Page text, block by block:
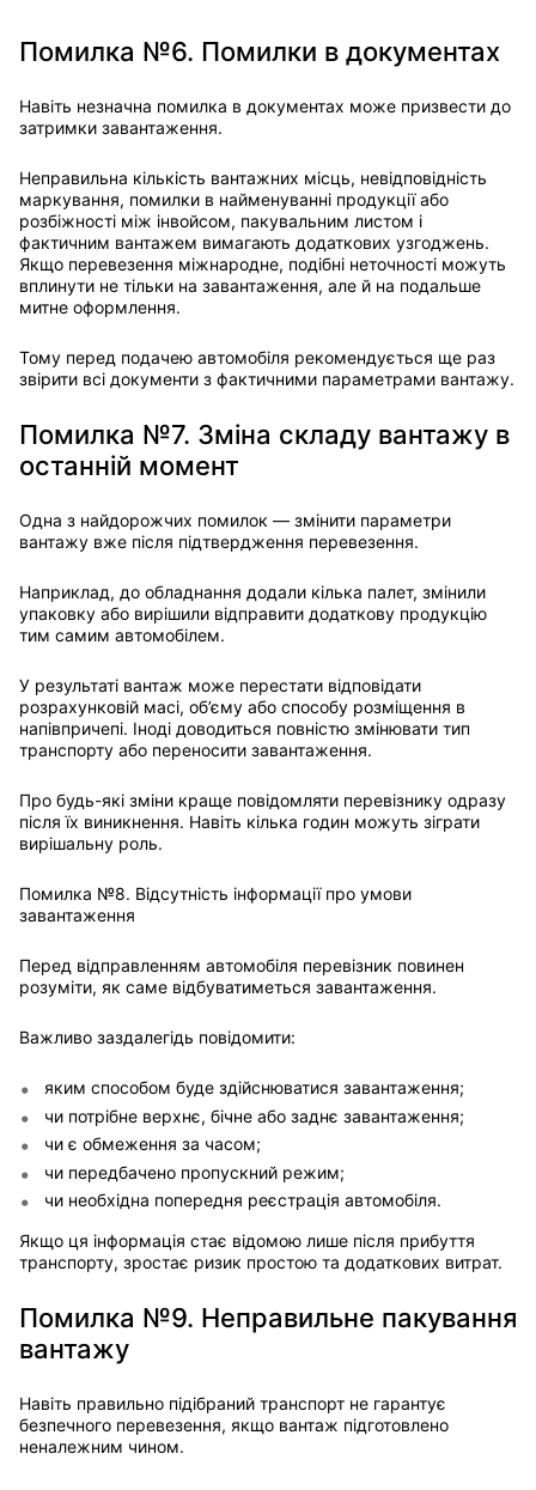
Помилка №6. Помилки в документах
Навіть незначна помилка в документах може призвести до
затримки завантаження.
Неправильна кількість вантажних місць, невідповідність
маркування, помилки в найменуванні продукції або
розбіжності між інвойсом, пакувальним листом і
фактичним вантажем вимагають додаткових узгоджень.
Якщо перевезення міжнародне, подібні неточності можуть
вплинути не тільки на завантаження, але й на подальше
митне оформлення.
Тому перед подачею автомобіля рекомендується ще раз
звірити всі документи з фактичними параметрами вантажу.
Помилка №7. Зміна складу вантажу в
останній момент
Одна з найдорожчих помилок — змінити параметри
вантажу вже після підтвердження перевезення.
Наприклад, до обладнання додали кілька палет, змінили
упаковку або вирішили відправити додаткову продукцію
тим самим автомобілем.
У результаті вантаж може перестати відповідати
розрахунковій масі, об’єму або способу розміщення в
напівпричепі. Іноді доводиться повністю змінювати тип
транспорту або переносити завантаження.
Про будь-які зміни краще повідомляти перевізнику одразу
після їх виникнення. Навіть кілька годин можуть зіграти
вирішальну роль.
Помилка №8. Відсутність інформації про умови
завантаження
Перед відправленням автомобіля перевізник повинен
розуміти, як саме відбуватиметься завантаження.
Важливо заздалегідь повідомити:
яким способом буде здійснюватися завантаження;
чи потрібне верхнє, бічне або заднє завантаження;
чи є обмеження за часом;
чи передбачено пропускний режим;
чи необхідна попередня реєстрація автомобіля.
Якщо ця інформація стає відомою лише після прибуття
транспорту, зростає ризик простою та додаткових витрат.
Помилка №9. Неправильне пакування
вантажу
Навіть правильно підібраний транспорт не гарантує
безпечного перевезення, якщо вантаж підготовлено
неналежним чином.